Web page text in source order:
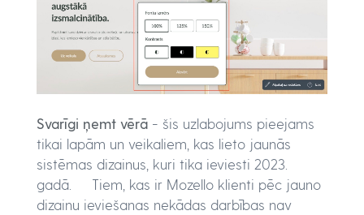
Svarīgi ņemt vērā - šis uzlabojums pieejams
tikai lapām un veikaliem, kas lieto jaunās
sistēmas dizainus, kuri tika ieviesti 2023.
gadā. Tiem, kas ir Mozello klienti pēc jauno
dizainu ieviešanas nekādas darbības nav